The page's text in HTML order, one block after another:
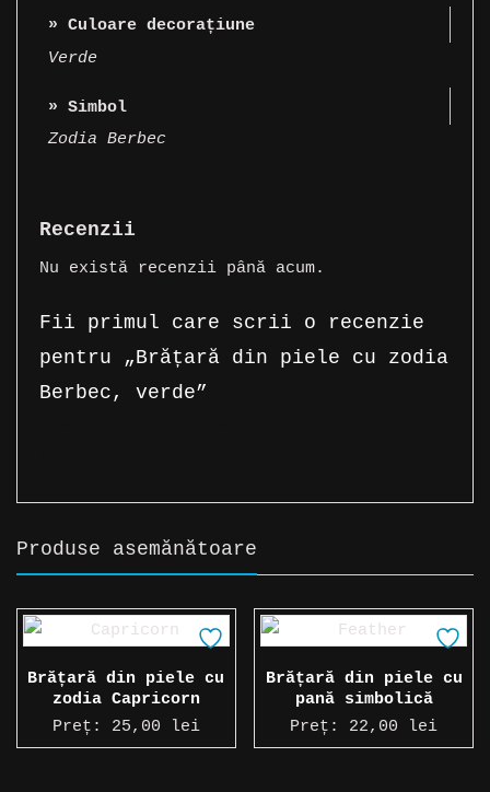
» Culoare decorațiune
Verde
» Simbol
Zodia Berbec
Recenzii
Nu există recenzii până acum.
Fii primul care scrii o recenzie
pentru „Brățară din piele cu zodia
Berbec, verde”
Produse asemănătoare
Brățară din piele cu
zodia Capricorn
Preț: 25,00 lei
Brățară din piele cu
pană simbolică
Preț: 22,00 lei